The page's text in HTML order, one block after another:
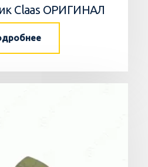
Claas ОРИГИНАЛ